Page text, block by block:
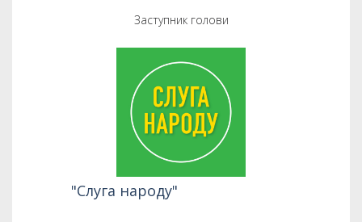
Заступник голови
"Слуга народу"